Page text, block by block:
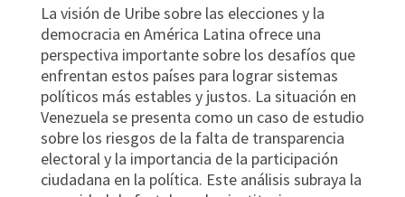
La visión de Uribe sobre las elecciones y la
democracia en América Latina ofrece una
perspectiva importante sobre los desafíos que
enfrentan estos países para lograr sistemas
políticos más estables y justos. La situación en
Venezuela se presenta como un caso de estudio
sobre los riesgos de la falta de transparencia
electoral y la importancia de la participación
ciudadana en la política. Este análisis subraya la